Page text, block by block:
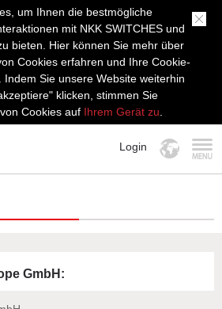
um Ihnen die bestmögliche
mit NKK SWITCHES und
bieten. Hier können Sie mehr über
Cookies erfahren und Ihre Cookie-
Indem Sie unsere Website weiterhin
klicken, stimmen Sie
Cookies auf Ihrem Gerät zu
Login
GmbH: